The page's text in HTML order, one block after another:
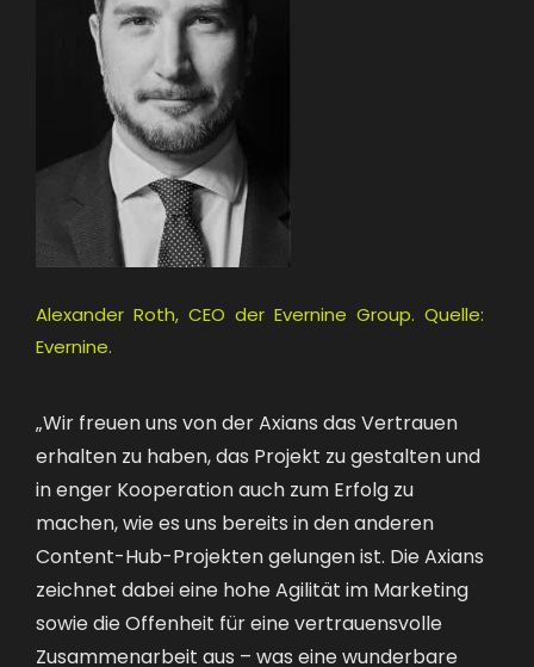
Alexander Roth, CEO der Evernine Group. Quelle:
Evernine.
„Wir freuen uns von der Axians das Vertrauen
erhalten zu haben, das Projekt zu gestalten und
in enger Kooperation auch zum Erfolg zu
machen, wie es uns bereits in den anderen
Content-Hub-Projekten gelungen ist. Die Axians
zeichnet dabei eine hohe Agilität im Marketing
sowie die Offenheit für eine vertrauensvolle
Zusammenarbeit aus – was eine wunderbare